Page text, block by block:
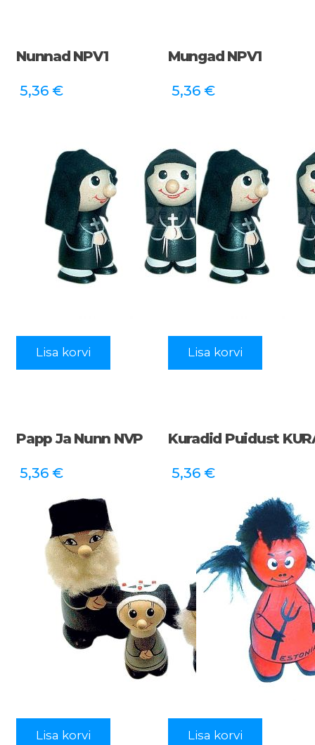
Nunnad NPV1
5,36 €
Lisa korvi
Mungad NPV1
5,36 €
Lisa korvi
Papp Ja Nunn NVP
5,36 €
Lisa korvi
Kuradid Puidust
5,36 €
Lisa korvi